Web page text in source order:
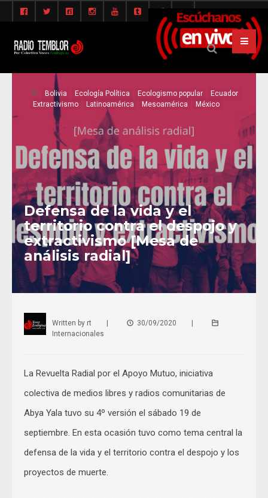
Bolivia Ecología Política Ecologismo popular
Ecuador
Extractivismo
Latinoamérica Mesoamérica México
Defensa de la vida y el
territorio contra el despojo y
extractivismo [Mesa de
análisis radial]
Written by rt 30/09/2020
Internacionales
La Revuelta Radial por el Apoyo Mutuo, iniciativa
colectiva de medios libres y radios comunitarias de
Abya Yala tuvo su 4º versión el sábado 19 de
septiembre. En esta ocasión tuvo como tema central la
defensa de la vida y el territorio contra el despojo y los
proyectos de muerte.